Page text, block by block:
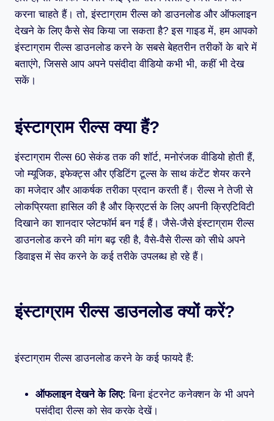
करना चाहते हैं। तो, इंस्टाग्राम रील्स को डाउनलोड और ऑफलाइन
देखने के लिए कैसे सेव किया जा सकता है? इस गाइड में, हम आपको
इंस्टाग्राम रील्स डाउनलोड करने के सबसे बेहतरीन तरीकों के बारे में
बताएंगे, जिससे आप अपने पसंदीदा वीडियो कभी भी, कहीं भी देख
सकें।
इंस्टाग्राम रील्स क्या हैं?
इंस्टाग्राम रील्स 60 सेकंड तक की शॉर्ट, मनोरंजक वीडियो होती हैं,
जो म्यूजिक, इफेक्ट्स और एडिटिंग टूल्स के साथ कंटेंट शेयर करने
का मजेदार और आकर्षक तरीका प्रदान करती हैं। रील्स ने तेजी से
लोकप्रियता हासिल की है और क्रिएटर्स के लिए अपनी क्रिएटिविटी
दिखाने का शानदार प्लेटफॉर्म बन गई हैं। जैसे-जैसे इंस्टाग्राम रील्स
डाउनलोड करने की मांग बढ़ रही है, वैसे-वैसे रील्स को सीधे अपने
डिवाइस में सेव करने के कई तरीके उपलब्ध हो रहे हैं।
इंस्टाग्राम रील्स डाउनलोड क्यों करें?
इंस्टाग्राम रील्स डाउनलोड करने के कई फायदे हैं:
ऑफलाइन देखने के लिए:बिना इंटरनेट कनेक्शन के भी अपने
पसंदीदा रील्स को सेव करके देखें।